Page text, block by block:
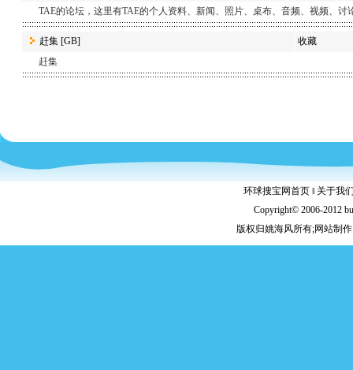
TAE的论坛，这里有TAE的个人资料、新闻、照片、桌布、音频、视频、
赶集 [GB]
收藏
赶集
环球搜宝网首页 ‖ 关于我
Copyright© 2006-2012
版权归姚海风所有;网站制作